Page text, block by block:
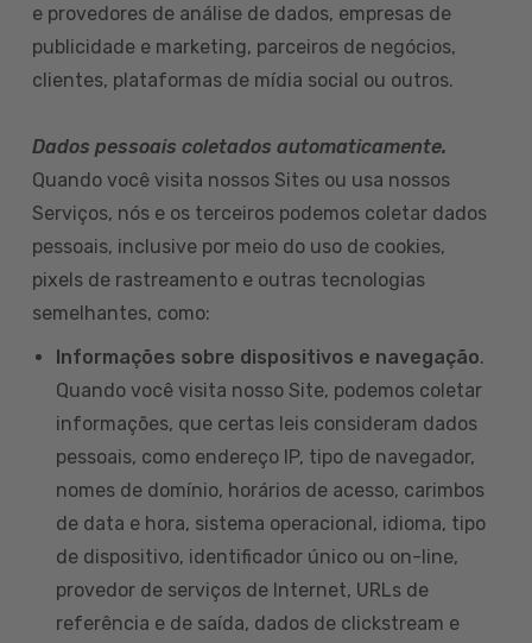
e provedores de análise de dados, empresas de
publicidade e marketing, parceiros de negócios,
clientes, plataformas de mídia social ou outros.
Dados pessoais coletados automaticamente.
Quando você visita nossos Sites ou usa nossos
Serviços, nós e os terceiros podemos coletar dados
pessoais, inclusive por meio do uso de cookies,
pixels de rastreamento e outras tecnologias
semelhantes, como:
Informações sobre dispositivos e navegação.
Quando você visita nosso Site, podemos coletar
informações, que certas leis consideram dados
pessoais, como endereço IP, tipo de navegador,
nomes de domínio, horários de acesso, carimbos
de data e hora, sistema operacional, idioma, tipo
de dispositivo, identificador único ou on-line,
provedor de serviços de Internet, URLs de
referência e de saída, dados de clickstream e